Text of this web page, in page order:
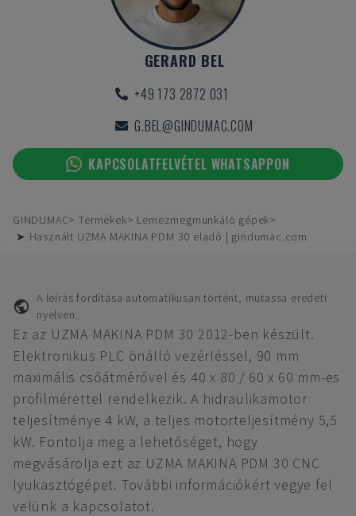
GERARD BEL
+49 173 2872 031
G.BEL@GINDUMAC.COM
KAPCSOLATFELVÉTEL WHATSAPPON
GINDUMAC Termékek
Lemezmegmunkáló gépek
➤ Használt UZMA MAKINA PDM 30 eladó | gindumac.com
A leírás fordítása automatikusan történt, mutassa eredeti
nyelven.
Ez az UZMA MAKINA PDM 30 2012-ben készült.
Elektronikus PLC önálló vezérléssel, 90 mm
maximális csőátmérővel és 40 x 80 / 60 x 60 mm-es
profilmérettel rendelkezik. A hidraulikamotor
teljesítménye 4 kW, a teljes motorteljesítmény 5,5
kW. Fontolja meg a lehetőséget, hogy
megvásárolja ezt az UZMA MAKINA PDM 30 CNC
lyukasztógépet. További információkért vegye fel
velünk a kapcsolatot.